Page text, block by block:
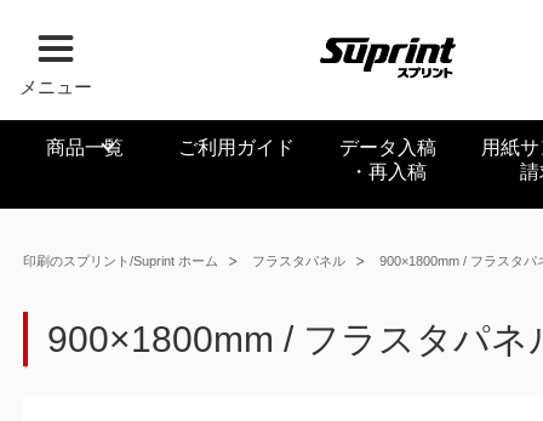
メニュー
商品一覧 ご利用ガイド
データ入稿
・再入稿
用紙
請
印刷のスプリント/Suprint ホーム フラスタパネル 900×1800mm / フラスタパ
900×1800mm / フラスタパネ